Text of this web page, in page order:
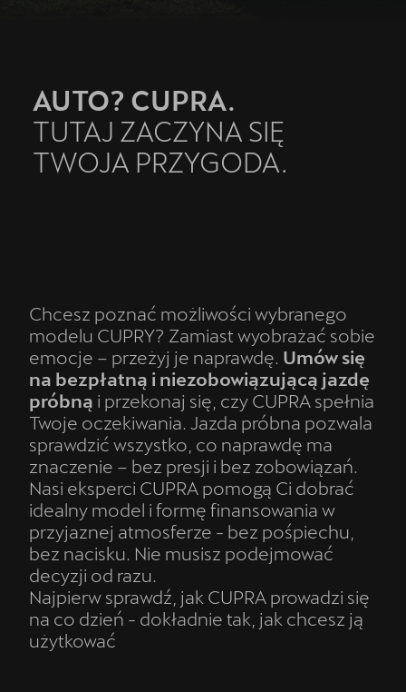
AUTO? CUPRA.
TUTAJ ZACZYNA SIĘ
TWOJA PRZYGODA.
Chcesz poznać możliwości wybranego
modelu CUPRY? Zamiast wyobrażać sobie
emocje – przeżyj je naprawdę. Umów się
na bezpłatną i niezobowiązującą jazdę
próbną i przekonaj się, czy CUPRA spełnia
Twoje oczekiwania. Jazda próbna pozwala
sprawdzić wszystko, co naprawdę ma
znaczenie – bez presji i bez zobowiązań.
Nasi eksperci CUPRA pomogą Ci dobrać
idealny model i formę finansowania w
przyjaznej atmosferze - bez pośpiechu,
bez nacisku. Nie musisz podejmować
decyzji od razu.
Najpierw sprawdź, jak CUPRA prowadzi się
na co dzień - dokładnie tak, jak chcesz ją
użytkować